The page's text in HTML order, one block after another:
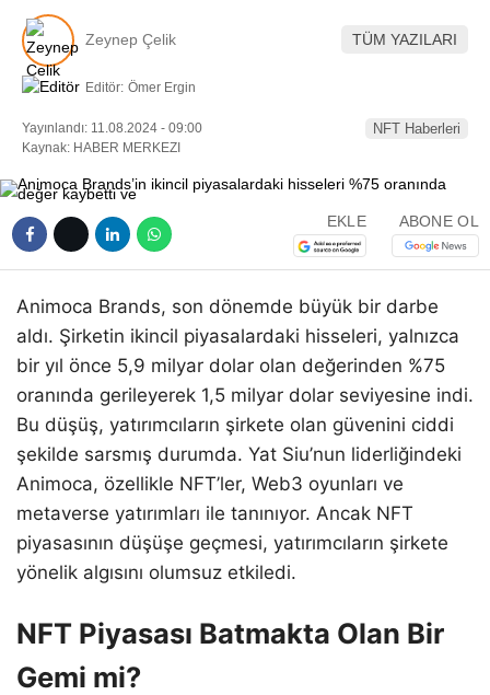
Zeynep Çelik TÜM YAZILARI
Editör: Ömer Ergin
Yayınlandı: 11.08.2024 - 09:00
Kaynak: HABER MERKEZI
NFT Haberleri
EKLE ABONE OL
Animoca Brands, son dönemde büyük bir darbe
aldı. Şirketin ikincil piyasalardaki hisseleri, yalnızca
bir yıl önce 5,9 milyar dolar olan değerinden %75
oranında gerileyerek 1,5 milyar dolar seviyesine indi.
Bu düşüş, yatırımcıların şirkete olan güvenini ciddi
şekilde sarsmış durumda. Yat Siu’nun liderliğindeki
Animoca, özellikle NFT’ler, Web3 oyunları ve
metaverse yatırımları ile tanınıyor. Ancak NFT
piyasasının düşüşe geçmesi, yatırımcıların şirkete
yönelik algısını olumsuz etkiledi.
NFT Piyasası Batmakta Olan Bir
Gemi mi?